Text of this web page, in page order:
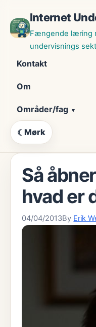
indhold
Internet
Fængende læring
undervisnings
Kontakt
Om
Områder/fag
☾ Mørk
Så
hvad er
04/04/2013By Erik